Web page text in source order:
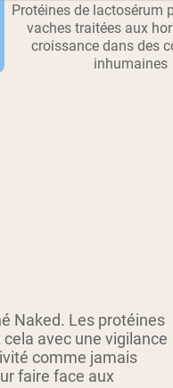
Protéines de lactosérum
vaches traitées aux
croissance dans des
inhumaines
Naked. Les protéines
avec une vigilance
comme jamais
faire face aux